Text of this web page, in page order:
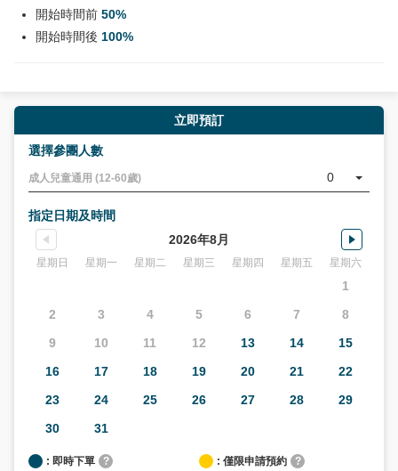
開始時間前 50%
開始時間後 100%
立即預訂
選擇參團人數
成人兒童通用 (12-60歲) 0
指定日期及時間
2026年8月
星期日 星期一 星期二 星期三 星期四 星期五 星期六
1
2
3 4 5 6 7
8
9
10 11 12 13 14
15
16
17 18 19 20 21
22
23
24 25 26 27 28
29
30
31
: 即時下單 ? : 僅限申請預約 ?